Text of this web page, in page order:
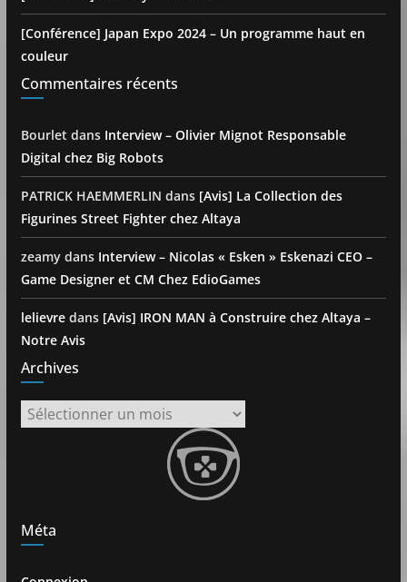
[Conférence] Japan Expo 2024 – Un programme haut en
couleur
Commentaires récents
Bourlet dans Interview – Olivier Mignot Responsable
Digital chez Big Robots
PATRICK HAEMMERLIN dans [Avis] La Collection des
Figurines Street Fighter chez Altaya
zeamydans Interview – Nicolas « Esken » Eskenazi CEO –
Game Designer et CM Chez EdioGames
lelievredans [Avis] IRON MAN à Construire chez Altaya –
Notre Avis
Archives
Archives
Méta